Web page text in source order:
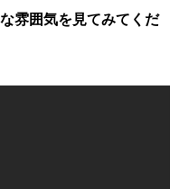
雰囲気を見てみてくだ